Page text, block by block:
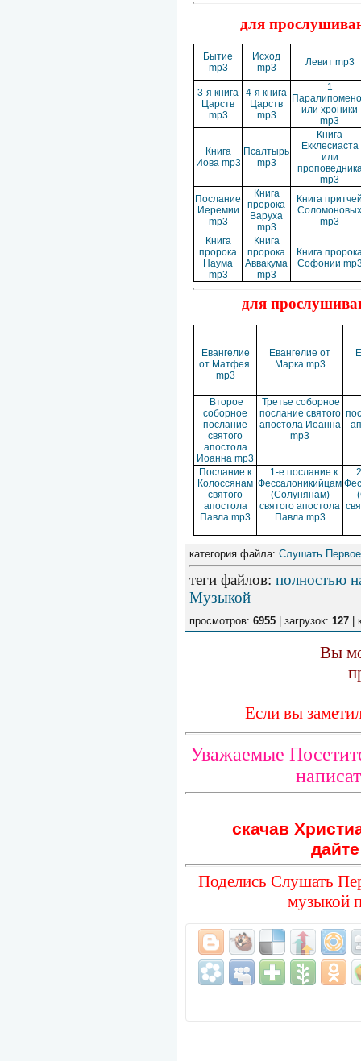
для
Бытие
mp3
Исход
mp3
Левит mp3
3-я книга
Царств
mp3
4-я книга
Царств
mp3
1
или хроники
mp3
Книга
Иова mp3
Псалтырь
mp3
Книга
Екклесиаста
или
mp3
Послание
Иеремии
mp3
Книга
пророка
Варуха
mp3
Книга
Соломоновых
mp3
Книга
пророка
Наума
mp3
Книга
пророка
Аввакума
mp3
Книга
Софонии
для
Евангелие
от Матфея
mp3
Евангелие от
Марка mp3
Второе
соборное
послание
святого
апостола
Иоанна mp3
Третье соборное
послание святого
апостола Иоанна
mp3
Послание к
Колоссянам
святого
апостола
Павла mp3
1-е послание к
Фессалоникийцам
(Солунянам)
святого апостола
Павла mp3
категория файла: Слушать Первое
теги файлов: полностью
Музыкой
просмотров: 6955 | загрузок: 127 |
Вы
Если вы
Уважаемые
скачав
Поделись Слушать
музыкой